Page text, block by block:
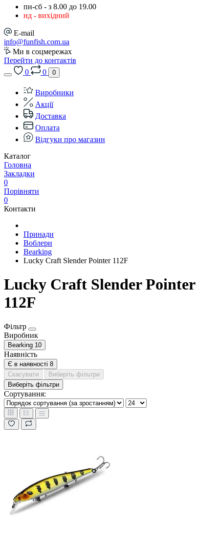
пн-сб - з 8.00 до 19.00
нд - вихідний
E-mail
info@funfish.com.ua
Ми в соцмережах
Перейти до контактів
0
0 0
Виробники
Акції
Доставка
Оплата
Відгуки про магазин
Каталог
Головна
Закладки
0
Порівняти
0
Контакти
Принади
Воблери
Bearking
Lucky Craft Slender Pointer 112F
Lucky Craft Slender Pointer
112F
Фільтр
Виробник
Bearking 10
Наявність
Є в наявності 8
Скасувати
Виберіть фільтри
Виберіть фільтри
Сортування: